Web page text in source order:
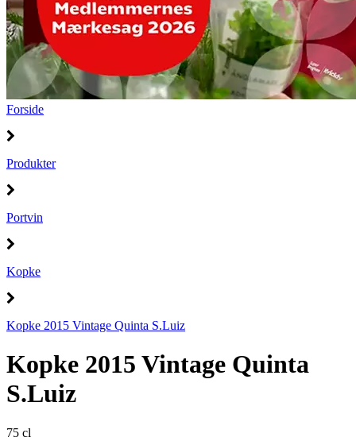
Forside
Produkter
Portvin
Kopke
Kopke 2015 Vintage Quinta S.Luiz
Kopke 2015 Vintage Quinta
S.Luiz
75 cl